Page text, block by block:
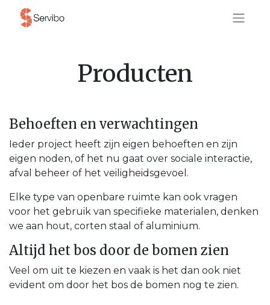
Producten
Behoeften en verwachtingen
Ieder project heeft zijn eigen behoeften en zijn
eigen noden, of het nu gaat over sociale interactie,
afval beheer of het veiligheidsgevoel.
Elke type van openbare ruimte kan ook vragen
voor het gebruik van specifieke materialen, denken
we aan hout, corten staal of aluminium.
Altijd het bos door de bomen zien
Veel om uit te kiezen en vaak is het dan ook niet
evident om door het bos de bomen nog te zien.